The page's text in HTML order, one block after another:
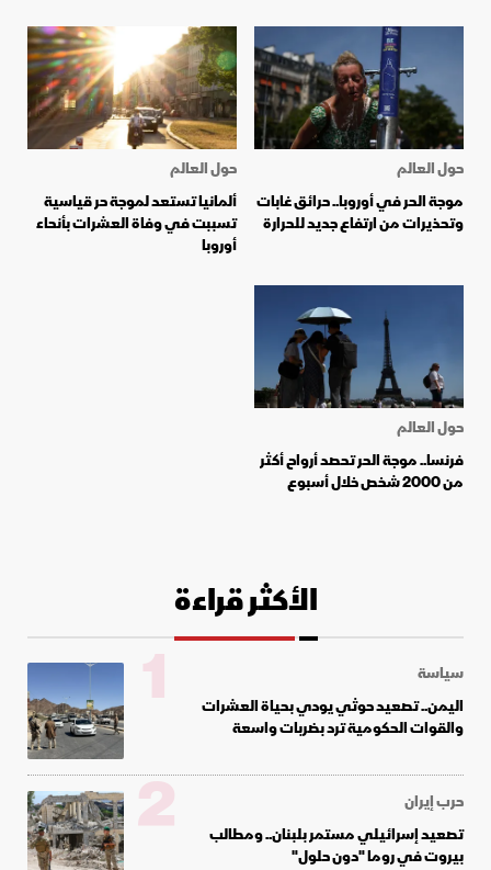
حول العالم
موجة الحر في أوروبا.. حرائق غابات
وتحذيرات من ارتفاع جديد للحرارة
حول العالم
ألمانيا تستعد لموجة حر قياسية
تسببت في وفاة العشرات بأنحاء
أوروبا
حول العالم
فرنسا.. موجة الحر تحصد أرواح أكثر
من 2000 شخص خلال أسبوع
الأكثر قراءة
سياسة
اليمن.. تصعيد حوثي يودي بحياة العشرات
والقوات الحكومية ترد بضربات واسعة
1
حرب إيران
تصعيد إسرائيلي مستمر بلبنان.. ومطالب
بيروت في روما "دون حلول"
2